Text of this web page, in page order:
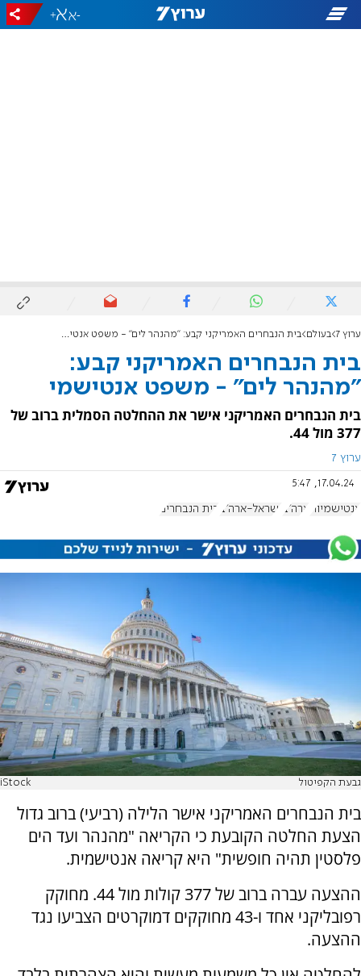
-
+
ערוץ 7 בעולם בית הנבחרים האמריקני קבע: "מהנהר לים" - משפט אנטישמי
בית הנבחרים האמריקני קבע:
"מהנהר לים" - משפט אנטישמי
בית הנבחרים האמריקני אישר את ההחלטה הסמלית ברוב של
377 מול 44.
ערוץ 7
17.04.24, 5:47
אנטישמיות ארה"ב ישראל-ארה"ב בית הנבחרים
גבעת הקפיטול iStock
בית הנבחרים האמריקני אישר הלילה (רביעי) ברוב גדול
הצעת החלטה הקובעת כי הקריאה "מהנהר ועד הים
פלסטין תהיה חופשית" היא קריאה אנטישמית.
ההצעה עברה ברוב של 377 קולות מול 44. מחוקק
רפובליקני אחד ו-43 מחוקקים דמוקרטים הצביעו נגד
ההצעה.